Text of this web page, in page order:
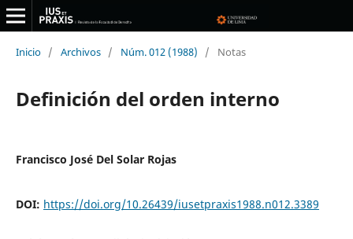
Inicio / Archivos / Núm. 012 (1988) / Notas
Definición del orden interno
Francisco José Del Solar Rojas
DOI: https://doi.org/10.26439/iusetpraxis1988.n012.3389